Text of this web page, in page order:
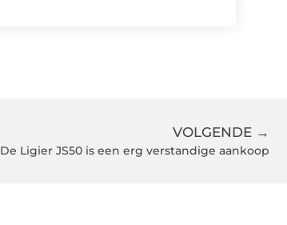
VOLGENDE →
De Ligier JS50 is een erg verstandige aankoop